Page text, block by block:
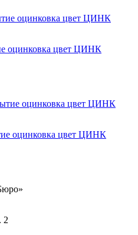
оцинковка цвет ЦИНК
оцинковка цвет ЦИНК
2